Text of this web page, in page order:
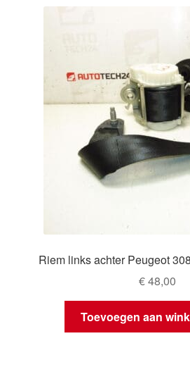
Riem links achter Peugeot
€48,00
Toevoegen aan